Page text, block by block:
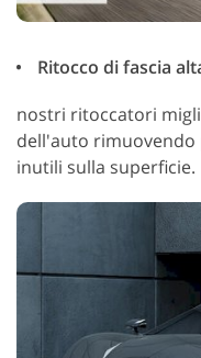
Ritocco di fascia
nostri ritoccatori
dell'auto rimuovendo
inutili sulla superficie.